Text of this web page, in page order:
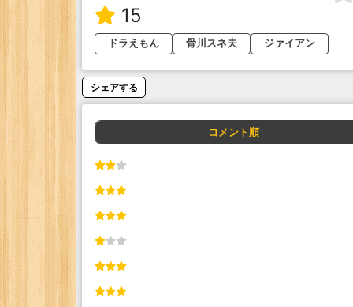
15
ドラえもん 骨川スネ夫 ジァイアン
シェアする
コメント順